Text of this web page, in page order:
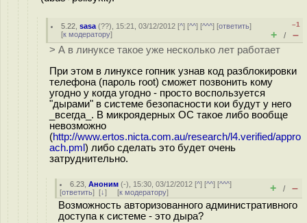
5.22 ,sasa (??), 15:21, 03/12/2012 [^] [^^] [^^^] [ответить]
[к модератору]
–1
+ / –
> А в линуксе такое уже несколько лет работает
При этом в линуксе гопник узнав код разблокировки
телефона (пароль root) сможет позвонить кому
угодно у когда угодно - просто воспользуется
"дырами" в системе безопасности кои будут у него
_всегда_. В микроядерных ОС такое либо вообще
невозможно
(http://www.ertos.nicta.com.au/research/l4.verified/appro
ach.pml ) либо сделать это будет очень
затруднительно.
6.23 ,Аноним (-), 15:30, 03/12/2012 [^] [^^] [^^^]
[ответить] [↓] [к модератору] + / –
Возможность авторизованного административного
доступа к системе - это дыра?